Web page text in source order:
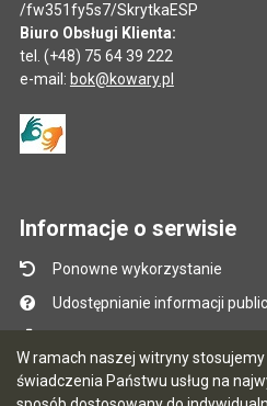
W ramach naszej witryny stosujemy
świadczenia Państwu usług na
/fw351fy5s7/SkrytkaESP
Biuro Obsługi Klienta:
tel. (+48) 75 64 39 222
e-mail: bok@kowary.pl
Informacje o serwisie
Ponowne wykorzystanie
Udostępnianie informacji
Instrukcja obsługi